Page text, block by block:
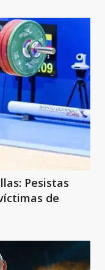
Pesistas
de